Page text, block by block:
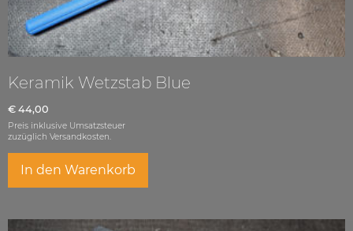
Keramik Wetzstab Blue
€ 44,00
Preis inklusive Umsatzsteuer
zuzüglich Versandkosten.
In den Warenkorb